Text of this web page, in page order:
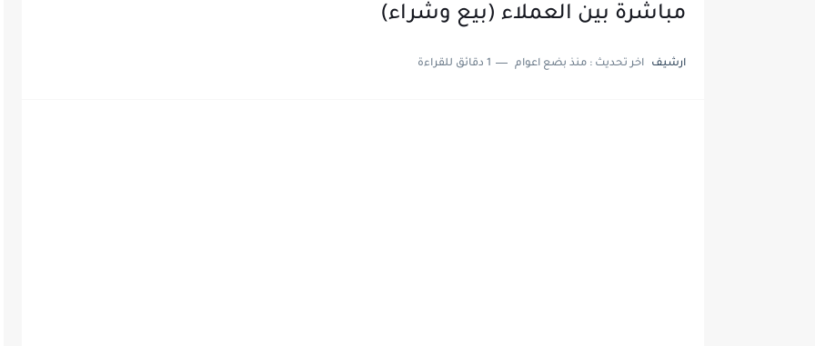
مباشرة بين العملاء (بيع وشراء)
ارشيف اخر تحديث : منذ بضع اعوام 1 دقائق للقراءة